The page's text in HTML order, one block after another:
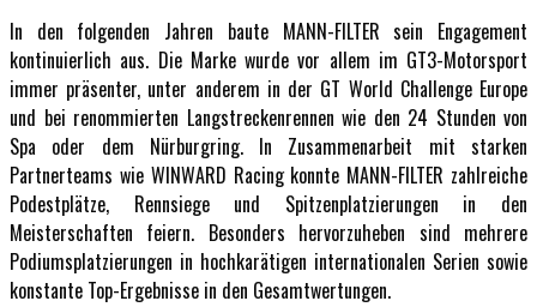
In den folgenden Jahren baute MANN-FILTER sein Engagement
kontinuierlich aus. Die Marke wurde vor allem im GT3-Motorsport
immer präsenter, unter anderem in der GT World Challenge Europe
und bei renommierten Langstreckenrennen wie den 24 Stunden von
Spa oder dem Nürburgring. In Zusammenarbeit mit starken
Partnerteams wie WINWARD Racing konnte MANN-FILTER zahlreiche
Podestplätze, Rennsiege und Spitzenplatzierungen in den
Meisterschaften feiern. Besonders hervorzuheben sind mehrere
Podiumsplatzierungen in hochkarätigen internationalen Serien sowie
konstante Top-Ergebnisse in den Gesamtwertungen.